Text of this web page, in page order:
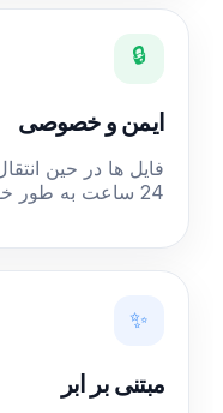
🔒
ایمن و خصوصی
فایل ها در حین
24 ساعت به طور خودکار حذف می شوند.
✨
مبتنی بر ابر